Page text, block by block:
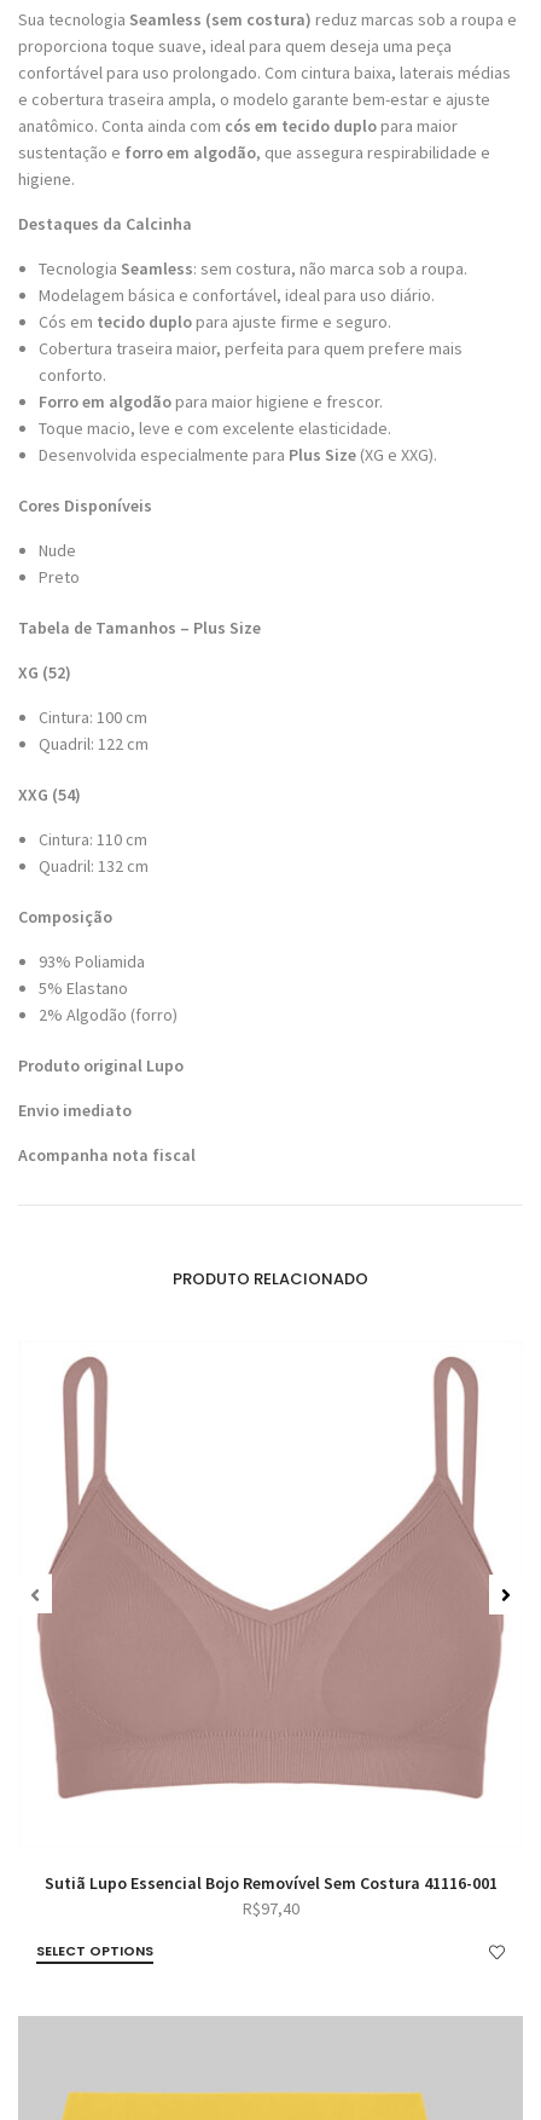
Sua tecnologia Seamless (sem costura) reduz marcas sob a roupa e
proporciona toque suave, ideal para quem deseja uma peça
confortável para uso prolongado. Com cintura baixa, laterais médias
e cobertura traseira ampla, o modelo garante bem-estar e ajuste
anatômico. Conta ainda com cós em tecido duplopara maior
sustentação e forro em algodão, que assegura respirabilidade e
higiene.
Destaques da Calcinha
Tecnologia Seamless: sem costura, não marca sob a roupa.
Modelagem básica e confortável, ideal para uso diário.
Cós em tecido duplopara ajuste firme e seguro.
Cobertura traseira maior, perfeita para quem prefere mais
conforto.
Forro em algodãopara maior higiene e frescor.
Toque macio, leve e com excelente elasticidade.
Desenvolvida especialmente para Plus Size (XG e XXG).
Cores Disponíveis
Nude
Preto
Tabela de Tamanhos – Plus Size
XG (52)
Cintura: 100 cm
Quadril: 122 cm
XXG (54)
Cintura: 110 cm
Quadril: 132 cm
Composição
93% Poliamida
5% Elastano
2% Algodão (forro)
Produto original Lupo
Envio imediato
Acompanha nota fiscal
PRODUTO RELACIONADO
Sutiã Lupo Essencial Bojo Removível Sem Costura 41116-001
R$97,40
SELECT OPTIONS